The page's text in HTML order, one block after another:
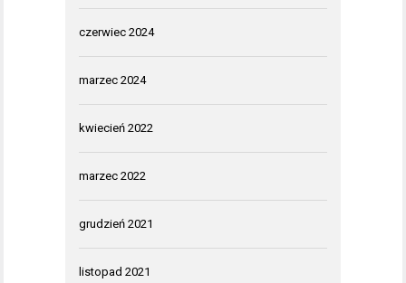
czerwiec 2024
marzec 2024
kwiecień 2022
marzec 2022
grudzień 2021
listopad 2021